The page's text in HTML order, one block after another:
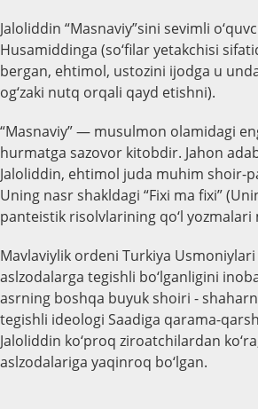
Jaloliddin “Masnaviy”sini sevimli
Husamiddinga (so‘filar yetakchisi
bergan, ehtimol, ustozini ijodga u
og‘zaki nutq orqali qayd etishni).
“Masnaviy” — musulmon olamidagi
hurmatga sazovor kitobdir. Jahon
Jaloliddin, ehtimol juda muhim shoir-
Uning nasr shakldagi “Fixi ma fixi”
panteistik risolvlarining qo‘l yozmalari
Mavlaviylik ordeni Turkiya
aslzodalarga tegishli bo‘lganligini
asrning boshqa buyuk shoiri -
tegishli ideologi Saadiga qarama-
Jaloliddin ko‘proq ziroatchilardan
aslzodalariga yaqinroq bo‘lgan.